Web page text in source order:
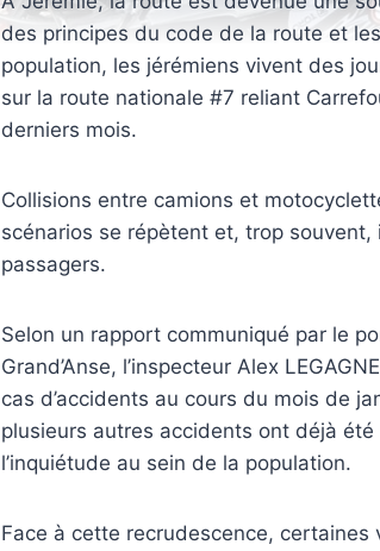
des principes du code de la route et
population, les jérémiens vivent des
sur la route nationale #7 reliant
derniers mois.
Collisions entre camions et
scénarios se répètent et, trop
passagers.
Selon un rapport communiqué par le
Grand’Anse, l’inspecteur Alex
cas d’accidents au cours du mois de
plusieurs autres accidents ont déjà
l’inquiétude au sein de la population.
Face à cette recrudescence,